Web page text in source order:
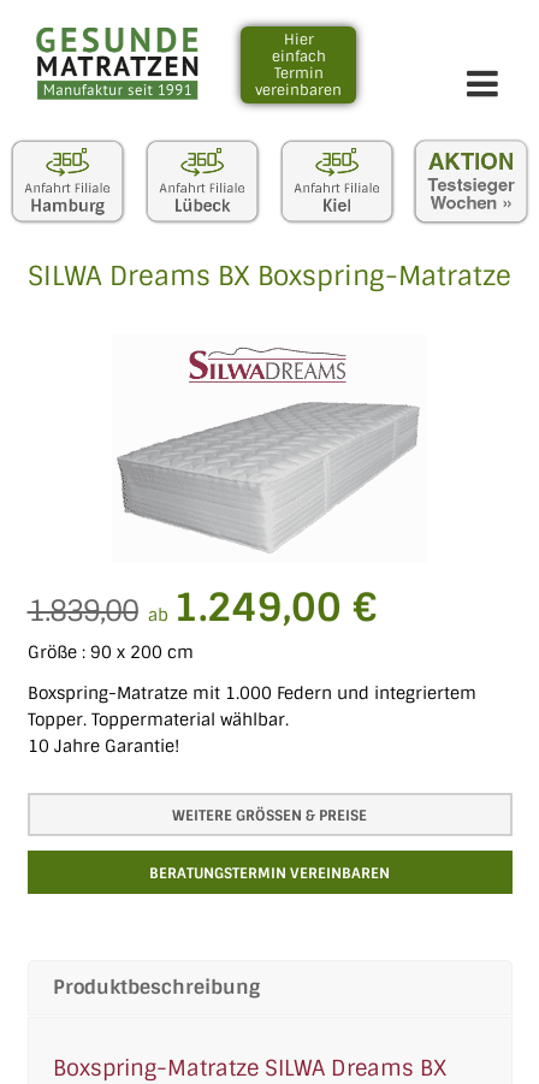
Inhalt
springen
Hier
einfach
Termin
vereinbaren
SILWA Dreams BX Boxspring-Matratze
1.839,00 ab 1.249,00 €
Größe : 90 x 200 cm
Boxspring-Matratze mit 1.000 Federn und integriertem
Topper. Toppermaterial wählbar.
10 Jahre Garantie!
WEITERE GRÖSSEN & PREISE
BERATUNGSTERMIN VEREINBAREN
Produktbeschreibung
Boxspring-Matratze SILWA Dreams BX